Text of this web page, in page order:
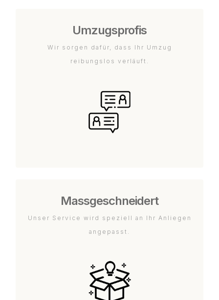
Umzugsprofis
Wir sorgen dafür, dass Ihr Umzug
reibungslos verläuft.
Massgeschneidert
Unser Service wird speziell an Ihr Anliegen
angepasst.